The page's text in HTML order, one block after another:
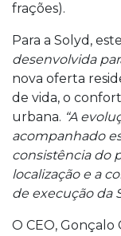
frações).
Para a Solyd,
desenvolvida
nova oferta
de vida, o
urbana. “A
acompanhado
consistência do
localização e a
de execução da
O CEO,